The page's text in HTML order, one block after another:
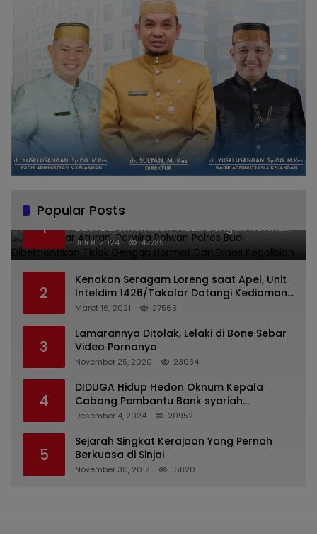
Popular Posts
1
Melanggar Aturan, Perwira Polwan Polres
Buol Diberhentikan Tidak Dengan Hormat
Dari Dinas Kepolisian
Juli 8, 2024 47739
2
Kenakan Seragam Loreng saat Apel, Unit
Inteldim 1426/Takalar Datangi Kediaman
Kasatpol PP
Maret 16, 2021 27563
3
Lamarannya Ditolak, Lelaki di Bone Sebar
Video Pornonya
November 25, 2020 23084
4
DIDUGA Hidup Hedon Oknum Kepala
Cabang Pembantu Bank syariah
Indonesia Unit Hasan Basri di Banjarmasin
Milyaran Rupiah dan Bilyet Giro Tidak
Terdaftar, OJK Kalsel : Bertemu Tanggal 11
Desember 4, 2024 20952
5
Sejarah Singkat Kerajaan Yang Pernah
Berkuasa di Sinjai
November 30, 2019 16820